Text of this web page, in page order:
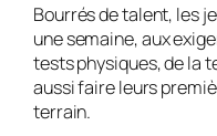
Bourrés de talent, les
une semaine, aux
tests physiques, de la
aussi faire leurs
terrain.